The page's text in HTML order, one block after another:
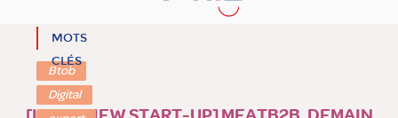
MOTS
CLÉS
Btob
Digital